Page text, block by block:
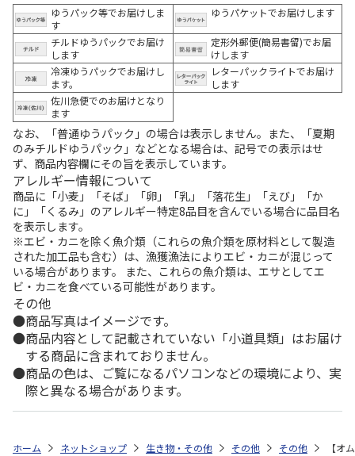
ゆうパック等でお届けしま
す
ゆうパケットでお届けします
チルドゆうパックでお届け
します
定形外郵便(簡易書留)でお届
けします
冷凍ゆうパックでお届けし
ます。
レターパックライトでお届け
します
佐川急便でのお届けとなり
ます
なお、「普通ゆうパック」の場合は表示しません。また、「夏期
のみチルドゆうパック」などとなる場合は、記号での表示はせ
ず、商品内容欄にその旨を表示しています。
アレルギー情報について
商品に「小麦」「そば」「卵」「乳」「落花生」「えび」「か
に」「くるみ」のアレルギー特定8品目を含んでいる場合に品目名
を表示します。
※エビ・カニを除く魚介類（これらの魚介類を原材料として製造
された加工品も含む）は、漁獲漁法によりエビ・カニが混じって
いる場合があります。 また、これらの魚介類は、エサとしてエ
ビ・カニを食べている可能性があります。
その他
商品写真はイメージです。
商品内容として記載されていない「小道具類」はお届け
する商品に含まれておりません。
商品の色は、ご覧になるパソコンなどの環境により、実
際と異なる場合があります。
ホーム ネットショップ 生き物・その他 その他 その他 【オ